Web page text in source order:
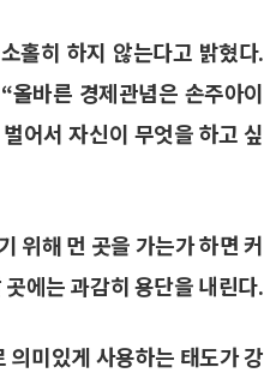
홀히 하지 않는다고 밝혔다.
바른 경제관념은 손주아이
어서 자신이 무엇을 하고 싶
위해 먼 곳을 가는가 하면 커
에는 과감히 용단을 내린다.
미있게 사용하는 태도가 강